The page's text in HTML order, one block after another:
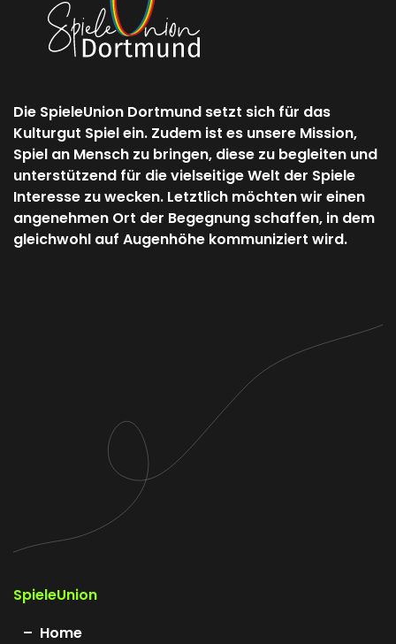
Die SpieleUnion Dortmund setzt sich für das
Kulturgut Spiel ein. Zudem ist es unsere Mission,
Spiel an Mensch zu bringen, diese zu begleiten und
unterstützend für die vielseitige Welt der Spiele
Interesse zu wecken. Letztlich möchten wir einen
angenehmen Ort der Begegnung schaffen, in dem
gleichwohl auf Augenhöhe kommuniziert wird.
SpieleUnion
Home